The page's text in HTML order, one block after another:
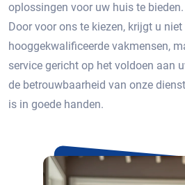
oplossingen voor uw huis te bieden.
Door voor ons te kiezen, krijgt u niet
hooggekwalificeerde vakmensen,
service gericht op het voldoen aan
de betrouwbaarheid van onze
is in goede handen.